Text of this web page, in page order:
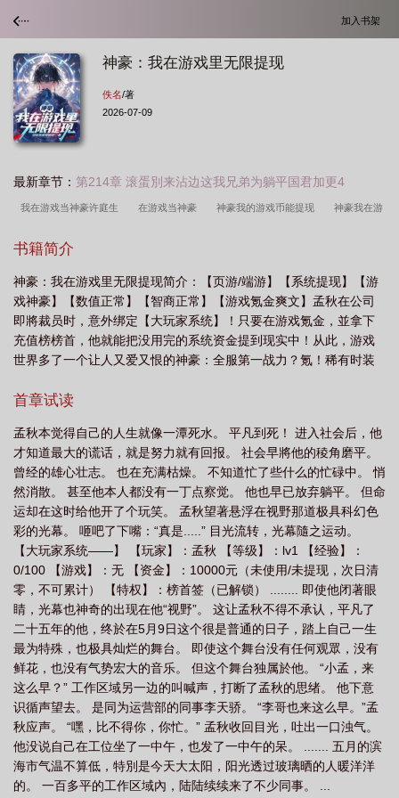
加入书架
神豪：我在游戏里无限提现
佚名/著
2026-07-09
最新章节： 第214章 滚蛋別来沾边这我兄弟为躺平国君加更4
我在游戏当神豪许庭生 在游戏当神豪 神豪我的游戏币能提现 神豪我在游
我的游戏能提现5200
戏里疯狂刷钱 我在游戏当神豪顶点 神豪我的游戏能提现乐文 神豪我的游戏
能提现 游戏神豪我氪金多亿点怎么了 神豪我游戏里疯狂刷钱免费 神豪我游
戏里疯狂刷钱笔趣阁 我游戏神豪大佬 神豪我的游戏能提现爱看书吧 我有神
豪游戏体验系统完结全本 我在神豪游戏能成真 游戏里神豪开局 神豪我在游
书籍简介
神豪：我在游戏里无限提现简介：【页游/端游】【系统提现】【游
戏神豪】【数值正常】【智商正常】【游戏氪金爽文】孟秋在公司
即將裁员时，意外绑定【大玩家系统】！只要在游戏氪金，並拿下
充值榜榜首，他就能把没用完的系统资金提到现实中！从此，游戏
世界多了一个让人又爱又恨的神豪：全服第一战力？氪！稀有时装
文，数值设定合理，拒绝无脑开掛。2：人物智商在线，有谋略布局
首章试读
孟秋本觉得自己的人生就像一潭死水。 平凡到死！ 进入社会后，他
才知道最大的谎话，就是努力就有回报。 社会早將他的稜角磨平。
曾经的雄心壮志。 也在充满枯燥。 不知道忙了些什么的忙碌中。 悄
然消散。 甚至他本人都没有一丁点察觉。 他也早已放弃躺平。 但命
运却在这时给他开了个玩笑。 孟秋望著悬浮在视野那道极具科幻色
彩的光幕。 咂吧了下嘴：“真是.....” 目光流转，光幕隨之运动。
【大玩家系统——】 【玩家】：孟秋 【等级】：lv1 【经验】：
0/100 【游戏】：无 【资金】：10000元（未使用/未提现，次日清
零，不可累计） 【特权】：榜首签（已解锁） ........ 即使他闭著眼
睛，光幕也神奇的出现在他“视野”。 这让孟秋不得不承认，平凡了
二十五年的他，终於在5月9日这个很是普通的日子，踏上自己一生
最为特殊，也极具灿烂的舞台。 即使这个舞台没有任何观眾，没有
鲜花，也没有气势宏大的音乐。 但这个舞台独属於他。 “小孟，来
这么早？” 工作区域另一边的叫喊声，打断了孟秋的思绪。 他下意
识循声望去。 是同为运营部的同事李天骄。 “李哥也来这么早。”孟
秋应声。 “嘿，比不得你，你忙。” 孟秋收回目光，吐出一口浊气。
他没说自己在工位坐了一中午，也发了一中午的呆。 ....... 五月的滨
海市气温不算低，特別是今天大太阳，阳光透过玻璃晒的人暖洋洋
的。 一百多平的工作区域內，陆陆续续来了不少同事。 ...